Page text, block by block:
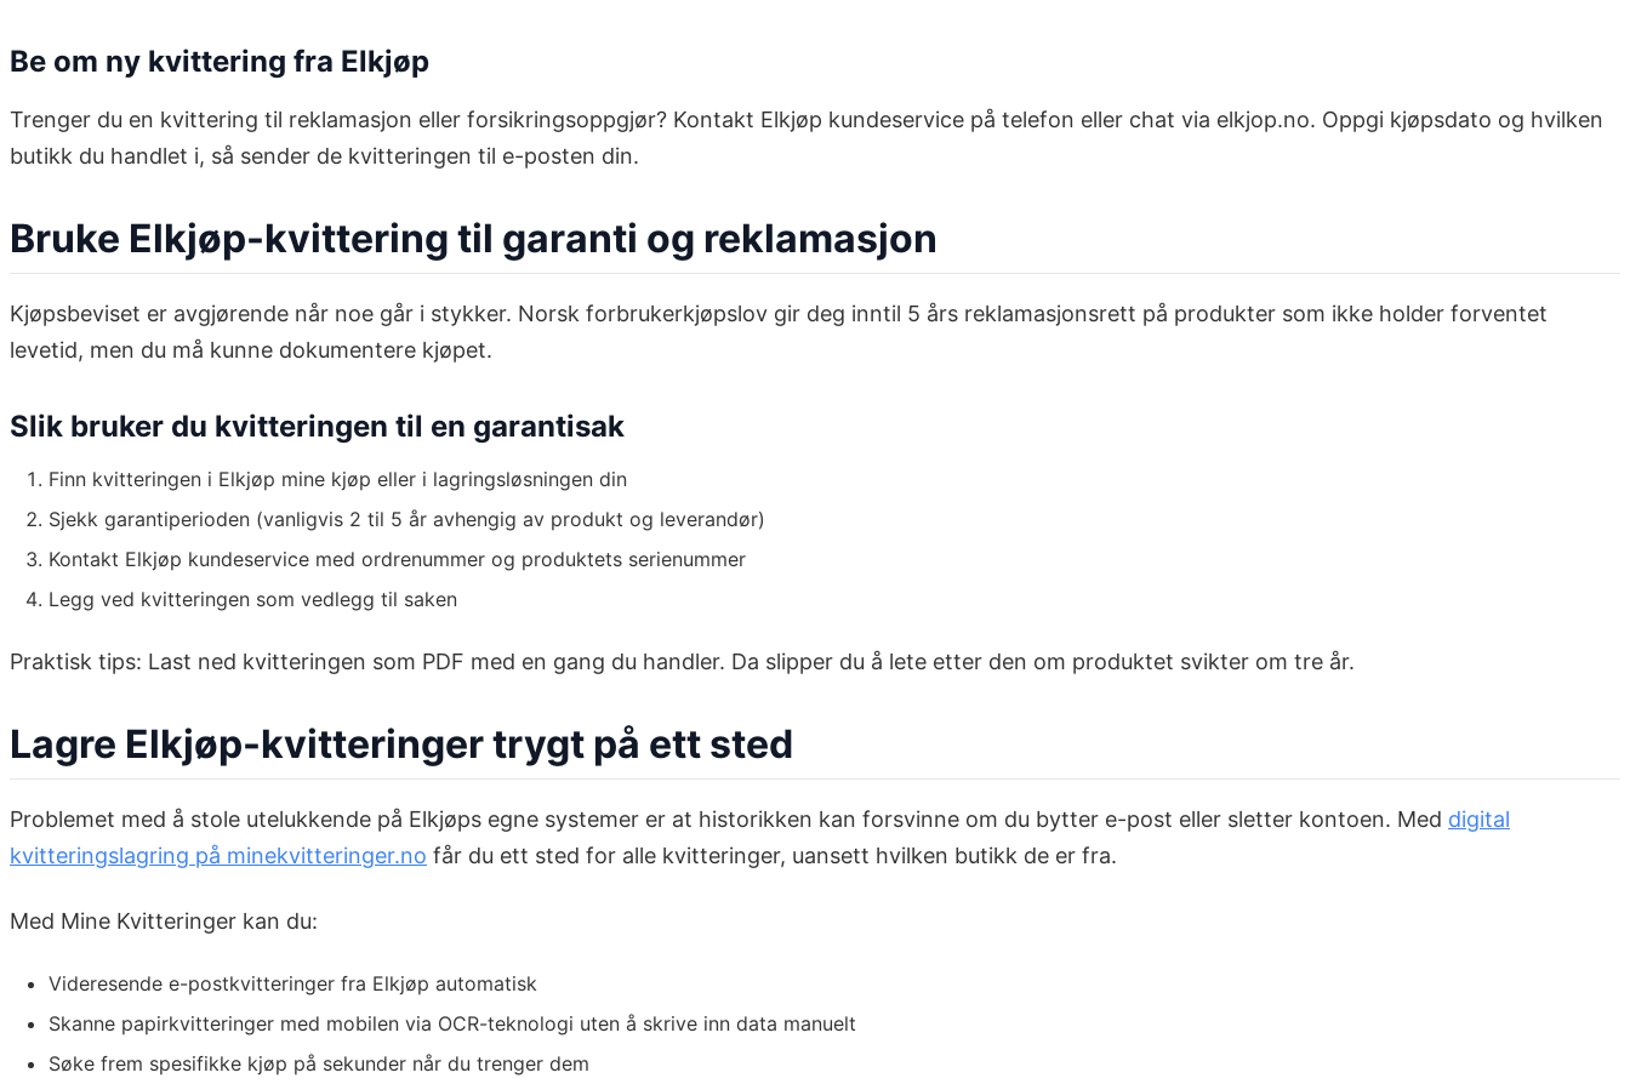
Be om ny kvittering fra Elkjøp
Trenger du en kvittering til reklamasjon eller forsikringsoppgjør? Kontakt Elkjøp kundeservice på telefon eller chat via elkjop.no. Oppgi kjøpsdato og hvilken
butikk du handlet i, så sender de kvitteringen til e-posten din.
Bruke Elkjøp-kvittering til garanti og reklamasjon
Kjøpsbeviset er avgjørende når noe går i stykker. Norsk forbrukerkjøpslov gir deg inntil 5 års reklamasjonsrett på produkter som ikke holder forventet
levetid, men du må kunne dokumentere kjøpet.
Slik bruker du kvitteringen til en garantisak
Finn kvitteringen i Elkjøp mine kjøp eller i lagringsløsningen din
Sjekk garantiperioden (vanligvis 2 til 5 år avhengig av produkt og leverandør)
Kontakt Elkjøp kundeservice med ordrenummer og produktets serienummer
Legg ved kvitteringen som vedlegg til saken
Praktisk tips: Last ned kvitteringen som PDF med en gang du handler. Da slipper du å lete etter den om produktet svikter om tre år.
Lagre Elkjøp-kvitteringer trygt på ett sted
Problemet med å stole utelukkende på Elkjøps egne systemer er at historikken kan forsvinne om du bytter e-post eller sletter kontoen. Med digital
kvitteringslagring på minekvitteringer.no får du ett sted for alle kvitteringer, uansett hvilken butikk de er fra.
Med Mine Kvitteringer kan du:
Videresende e-postkvitteringer fra Elkjøp automatisk
Skanne papirkvitteringer med mobilen via OCR-teknologi uten å skrive inn data manuelt
Søke frem spesifikke kjøp på sekunder når du trenger dem